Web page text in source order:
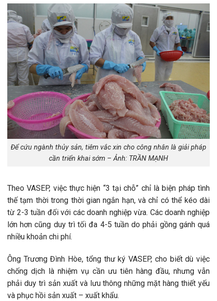
Để cứu ngành thủy sản, tiêm vắc xin cho công nhân là giải pháp
cần triển khai sớm – Ảnh: TRẦN MẠNH
Theo VASEP, việc thực hiện “3 tại chỗ” chỉ là biện pháp tình
thế tạm thời trong thời gian ngắn hạn, và chỉ có thể kéo dài
từ 2-3 tuần đối với các doanh nghiệp vừa. Các doanh nghiệp
lớn hơn cũng duy trì tối đa 4-5 tuần do phải gồng gánh quá
nhiều khoản chi phí.
Ông Trương Đình Hòe, tổng thư ký VASEP, cho biết dù việc
chống dịch là nhiệm vụ cần ưu tiên hàng đầu, nhưng vẫn
phải duy trì sản xuất và lưu thông những mặt hàng thiết yếu
và phục hồi sản xuất – xuất khẩu.